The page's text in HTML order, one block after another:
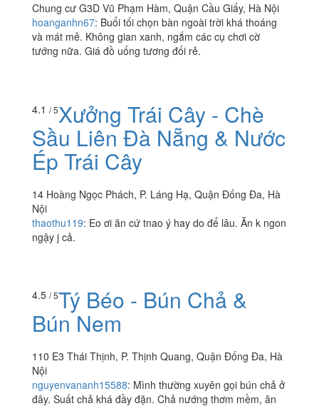
Chung cư G3D Vũ Phạm Hàm, Quận Cầu Giấy, Hà Nội
hoanganhn67: Buổi tối chọn bàn ngoài trời khá thoáng
và mát mẻ. Không gian xanh, ngắm các cụ chơi cờ
tướng nữa. Giá đồ uống tương đối rẻ.
4.1 / 5 Xưởng Trái Cây - Chè
Sầu Liên Đà Nẵng & Nước
Ép Trái Cây
ngậy j cả.